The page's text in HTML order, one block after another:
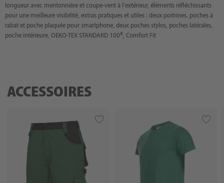
longueur avec mentonnière et coupe-vent à l'extérieur, éléments réfléchissants
pour une meilleure visibilité, extras pratiques et utiles : deux poitrines. poches à
rabat et poche plaquée pour smartphone, deux poches stylos, poches latérales,
poche intérieure, OEKO-TEX STANDARD 100®, Comfort Fit
ACCESSOIRES